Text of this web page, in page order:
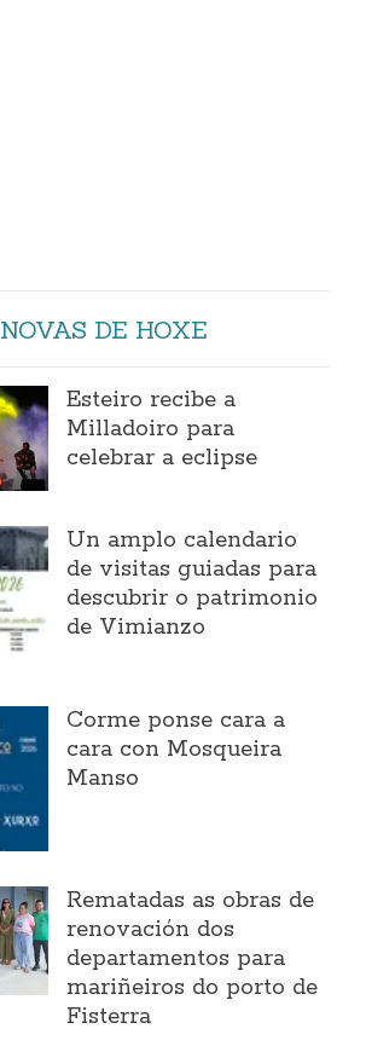
NOVAS DE HOXE
Esteiro recibe a
Milladoiro para
celebrar a eclipse
Un amplo calendario
de visitas guiadas para
descubrir o patrimonio
de Vimianzo
Corme ponse cara a
cara con Mosqueira
Manso
Rematadas as obras de
renovación dos
departamentos para
mariñeiros do porto de
Fisterra